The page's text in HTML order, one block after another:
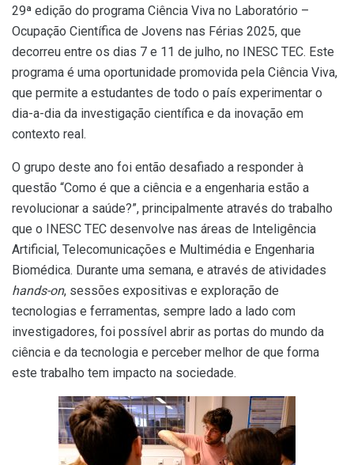
29ª edição do programa Ciência Viva no Laboratório –
Ocupação Científica de Jovens nas Férias 2025, que
decorreu entre os dias 7 e 11 de julho, no INESC TEC. Este
programa é uma oportunidade promovida pela Ciência Viva,
que permite a estudantes de todo o país experimentar o
dia-a-dia da investigação científica e da inovação em
contexto real.
O grupo deste ano foi então desafiado a responder à
questão “Como é que a ciência e a engenharia estão a
revolucionar a saúde?”, principalmente através do trabalho
que o INESC TEC desenvolve nas áreas de Inteligência
Artificial, Telecomunicações e Multimédia e Engenharia
Biomédica. Durante uma semana, e através de atividades
hands-on, sessões expositivas e exploração de
tecnologias e ferramentas, sempre lado a lado com
investigadores, foi possível abrir as portas do mundo da
ciência e da tecnologia e perceber melhor de que forma
este trabalho tem impacto na sociedade.